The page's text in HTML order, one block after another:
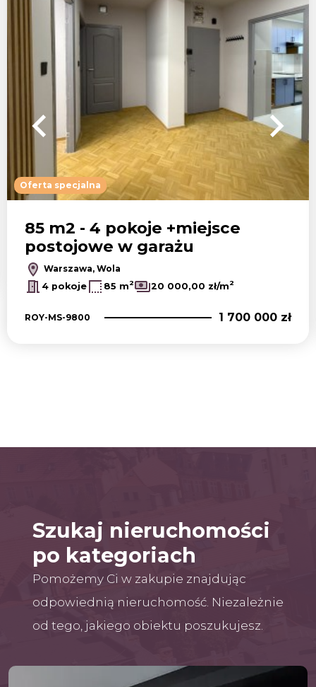
Oferta specjalna
85 m2 - 4 pokoje +miejsce
postojowe w garażu
Warszawa, Wola
4 pokoje
85 m2 20 000,00 zł/m2
ROY-MS-9800 1 700 000 zł
Szukaj nieruchomości
po kategoriach
Pomożemy Ci w zakupie znajdując
odpowiednią nieruchomość. Niezależnie
od tego, jakiego obiektu poszukujesz.